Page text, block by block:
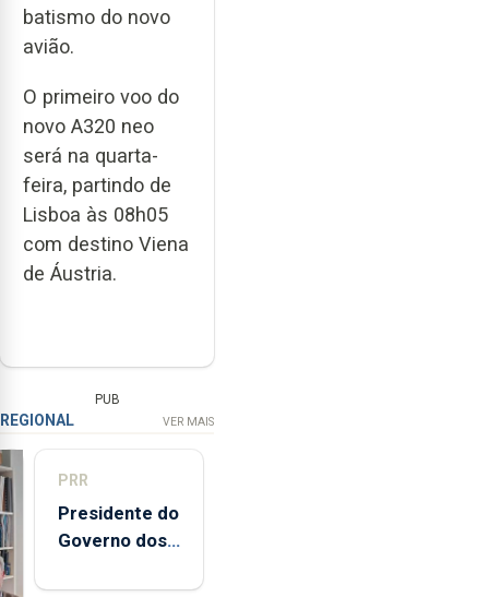
batismo do novo
avião.
O primeiro voo do
novo A320 neo
será na quarta-
feira, partindo de
Lisboa às 08h05
com destino Viena
de Áustria.
PUB
REGIONAL VER MAIS
PRR
Presidente do
Governo dos